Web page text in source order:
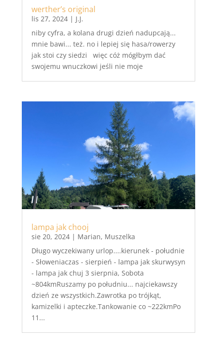
werther’s original
lis 27, 2024| J.J.
niby cyfra, a kolana drugi dzień nadupcają...
mnie bawi... też. no i lepiej się hasa/rowerzy
jak stoi czy siedzi więc cóż mógłbym dać
swojemu wnuczkowi jeśli nie moje
lampa jak chooj
sie 20, 2024| Marian, Muszelka
Długo wyczekiwany urlop....kierunek - południe
- Słoweniaczas - sierpień - lampa jak skurwysyn
- lampa jak chuj 3 sierpnia, Sobota
~804kmRuszamy po południu... najciekawszy
dzień ze wszystkich.Zawrotka po trójkąt,
kamizelki i apteczke.Tankowanie co ~222kmPo
11...